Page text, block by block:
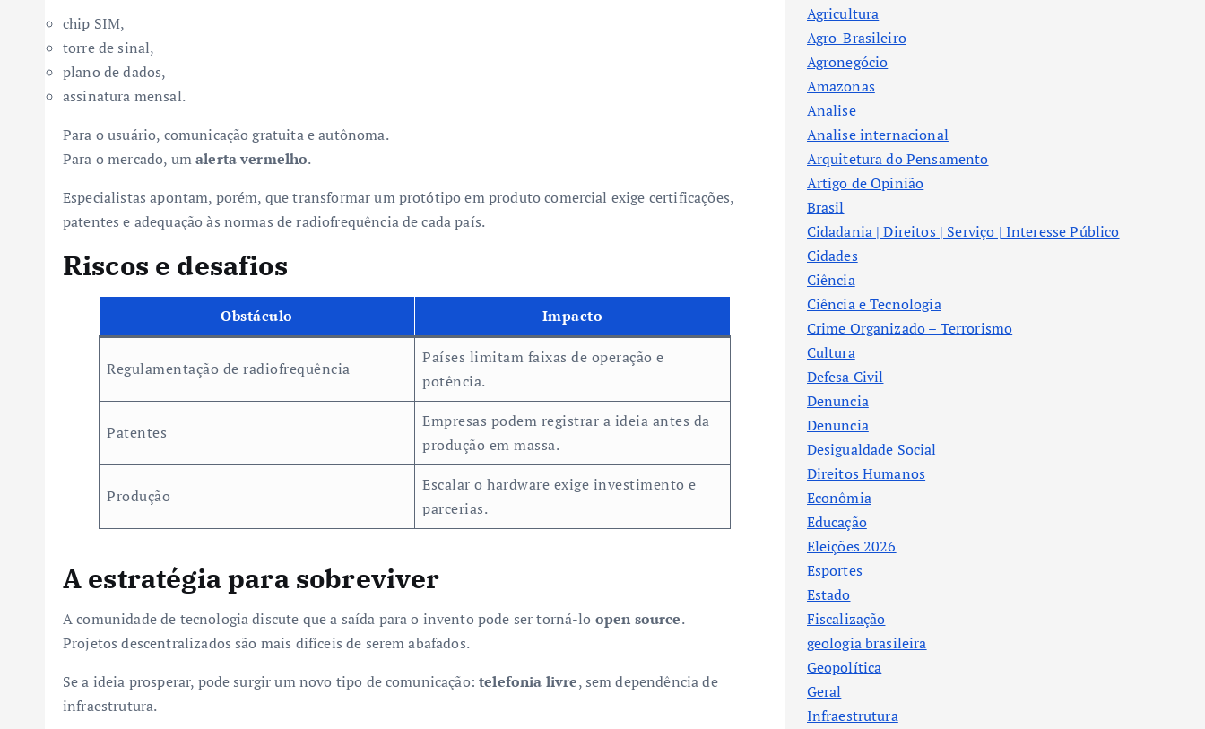
chip SIM,
torre de sinal,
plano de dados,
assinatura mensal.
Para o usuário, comunicação gratuita e autônoma.
Para o mercado, umalerta vermelho.
Especialistas apontam, porém, que transformar um protótipo em produto comercial exige certificações,
patentes e adequação às normas de radiofrequência de cada país.
Riscos e desafios
Obstáculo Impacto
Regulamentação de radiofrequência
Países limitam faixas de operação e
potência.
Patentes
Empresas podem registrar a ideia antes da
produção em massa.
Produção
Escalar o hardware exige investimento e
parcerias.
A estratégia para sobreviver
A comunidade de tecnologia discute que a saída para o invento pode ser torná-lo open source.
Projetos descentralizados são mais difíceis de serem abafados.
Se a ideia prosperar, pode surgir um novo tipo de comunicação:telefonia livre, sem dependência de
infraestrutura.
Agricultura
Agro-Brasileiro
Agronegócio
Amazonas
Analise
Analise internacional
Arquitetura do Pensamento
Artigo de Opinião
Brasil
Cidadania | Direitos | Serviço | Interesse Público
Cidades
Ciência
Ciência e Tecnologia
Crime Organizado – Terrorismo
Cultura
Defesa Civil
Denuncia
Denuncia
Desigualdade Social
Direitos Humanos
Econômia
Educação
Eleições 2026
Esportes
Estado
Fiscalização
geologia brasileira
Geopolítica
Geral
Infraestrutura